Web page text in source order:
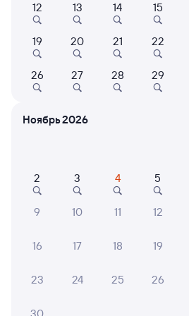
Найдём билет на поезд за вас
Даже если сейчас нет мест
Искать билеты
Путешественникам нравятся эти
8,4
Морозово
10 ⁠359 ⁠₽ 17
12 13 14 15
19 20 21 22
26 27 28 29
Ноябрь 2026
2 3 4 5
9 10 11 12
16 17 18 19
23 24 25 26
30